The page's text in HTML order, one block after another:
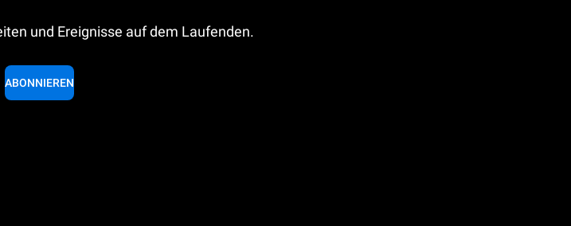
und Ereignisse auf dem Laufenden.
ABONNIEREN